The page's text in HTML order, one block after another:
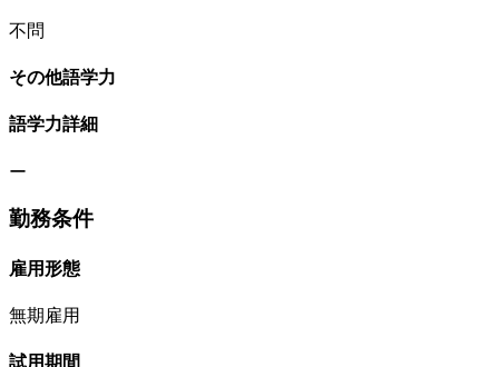
不問
その他語学力
語学力詳細
ー
勤務条件
雇用形態
無期雇用
試用期間